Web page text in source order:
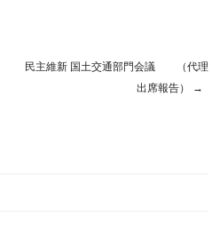
民主維新 国土交通部門会議 （代理
出席報告）
→